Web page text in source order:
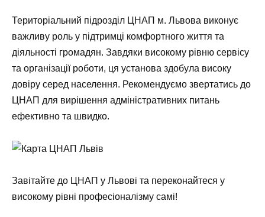
Територіальний підрозділ ЦНАП м. Львова виконує
важливу роль у підтримці комфортного життя та
діяльності громадян. Завдяки високому рівню сервісу
та організації роботи, ця установа здобула високу
довіру серед населення. Рекомендуємо звертатись до
ЦНАП для вирішення адміністративних питань
ефективно та швидко.
Завітайте до ЦНАП у Львові та переконайтеся у
високому рівні професіоналізму самі!